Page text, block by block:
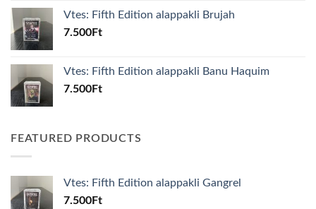
Vtes: Fifth Edition alappakli Brujah
7.500Ft
Vtes: Fifth Edition alappakli Banu Haquim
7.500Ft
FEATURED PRODUCTS
Vtes: Fifth Edition alappakli Gangrel
7.500Ft